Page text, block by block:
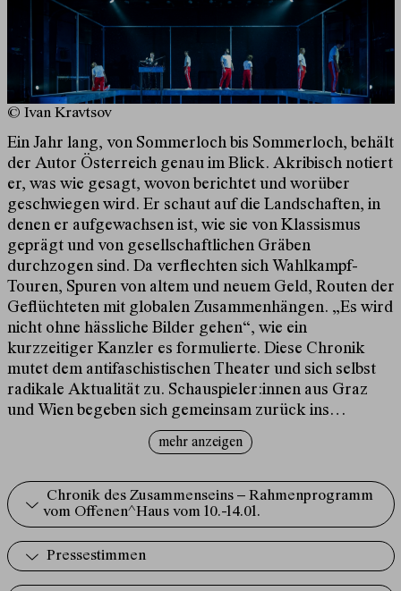
© Ivan Kravtsov
Ein Jahr lang, von Sommerloch bis Sommerloch, behält
der Autor Österreich genau im Blick. Akribisch notiert
er, was wie gesagt, wovon berichtet und worüber
geschwiegen wird. Er schaut auf die Landschaften, in
denen er aufgewachsen ist, wie sie von Klassismus
geprägt und von gesellschaftlichen Gräben
durchzogen sind. Da verflechten sich Wahlkampf-
Touren, Spuren von altem und neuem Geld, Routen der
Geflüchteten mit globalen Zusammenhängen. „Es wird
nicht ohne hässliche Bilder gehen“, wie ein
kurzzeitiger Kanzler es formulierte. Diese Chronik
mutet dem antifaschistischen Theater und sich selbst
radikale Aktualität zu. Schauspieler:innen aus Graz
und Wien begeben sich gemeinsam zurück ins
Superwahljahr 2024.
mehr anzeigen
Chronik des Zusammenseins – Rahmenprogramm
vom Offenen^Haus vom 10.-14.01.
Pressestimmen